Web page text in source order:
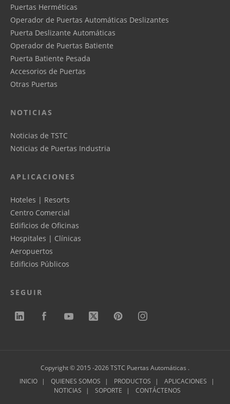
Puertas Herméticas
Operador de Puertas Automáticas Deslizantes
Puerta Deslizante Automáticas
Operador de Puertas Batiente
Puerta Batiente Pesada
Accesorios de Puertas
Otras Puertas
NOTICIAS
Noticias de TSTC
Noticias de Puertas Industria
APLICACIONES
Hoteles | Resorts
Centro Comercial
Edificios de Oficinas
Hospitales | Clínicas
Aeropuertos
Edificios Públicos
SEGUIR
Copyright © 2015 -2026 TSTC Puertas Automáticas .
INICIO
QUIENES SOMOS PRODUCTOS
APLICACIONES
NOTICIAS
SOPORTE CONTÁCTENOS